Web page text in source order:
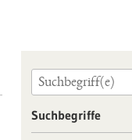
Suchbegriffe